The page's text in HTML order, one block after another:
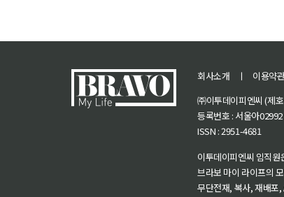
회사소개 ㅣ 이용약
㈜이투데이피엔씨 (제
등록번호 : 서울아
ISSN : 2951-4681
이투데이피엔씨 임직
브라보 마이 라이프의
무단전재, 복사, 재배포